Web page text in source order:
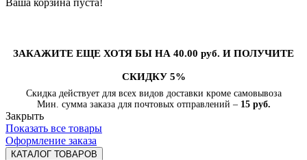
ЗАКАЖИТЕ ЕЩЕ ХОТЯ БЫ НА 40.00 руб. И ПОЛУЧИТЕ
СКИДКУ 5%
Скидка действует для всех видов доставки кроме самовывоза
Мин. сумма заказа для почтовых отправлений – 15 руб.
Закрыть
Показать все товары
Оформление заказа
КАТАЛОГ ТОВАРОВ